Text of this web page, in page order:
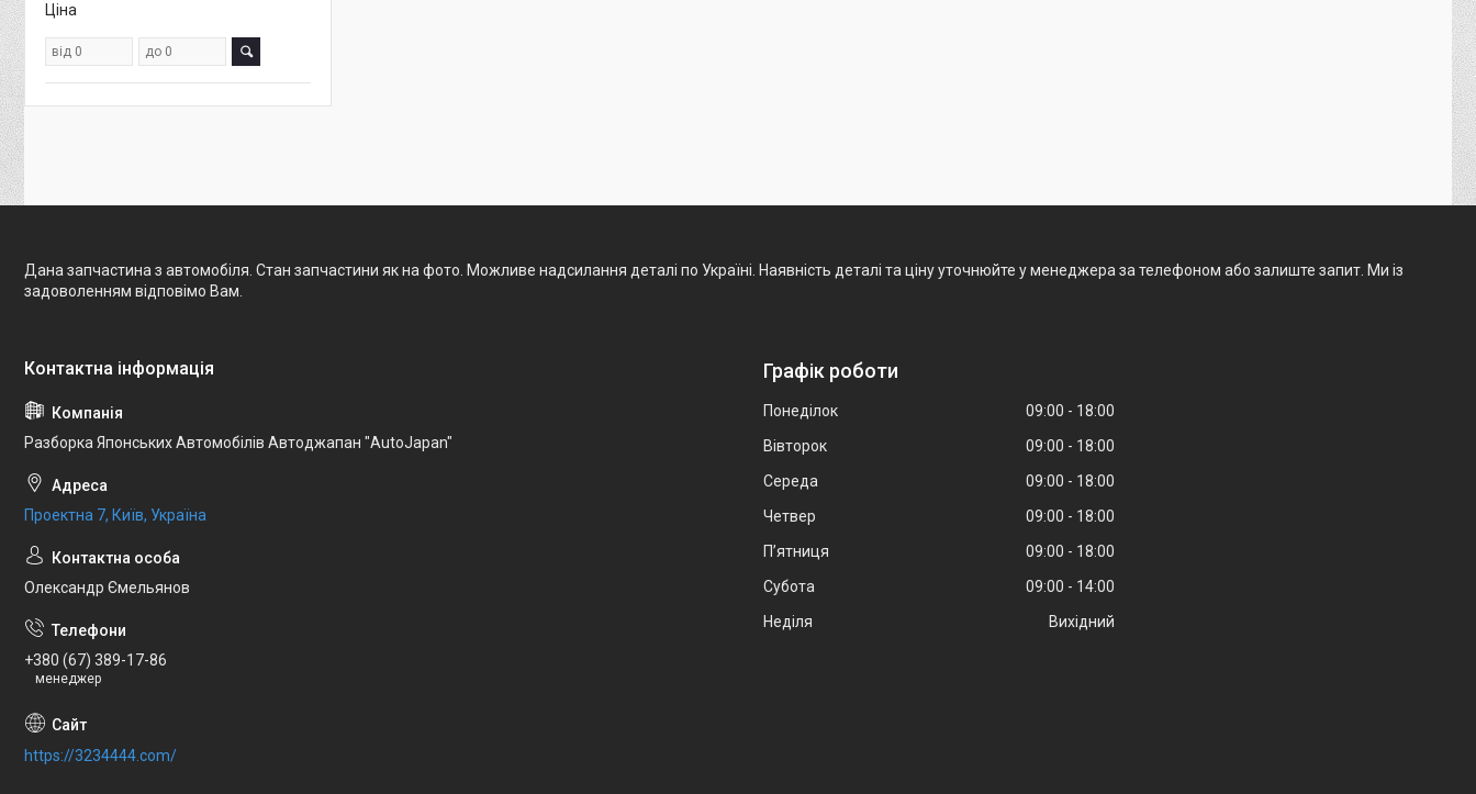
Ціна
Дана запчастина з автомобіля. Стан запчастини як на фото. Можливе надсилання деталі по Україні. Наявність деталі та ціну уточнюйте у менеджера за телефоном або залиште запит. Ми із
задоволенням відповімо Вам.
Разборка Японських Автомобілів Автоджапан "AutoJapan"
Проектна 7, Київ, Україна
Олександр Ємельянов
+380 (67) 389-17-86
менеджер
https://3234444.com/
Графік роботи
Понеділок 09:00
18:00
Вівторок
09:00
18:00
Середа
09:00
18:00
Четвер
09:00
18:00
Пʼятниця
09:00
18:00
Субота
09:00
14:00
Неділя
Вихідний